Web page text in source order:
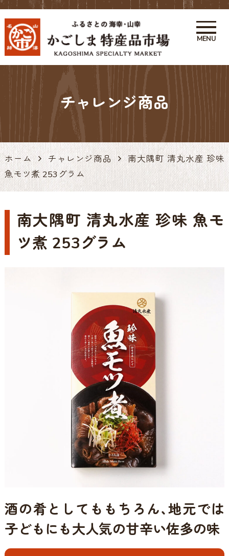
かごしま特産品市場 かご市 鹿
児島の特産品・お土産アンテナ
MENU
チャレンジ商品
ホーム チャレンジ商品
南大隅町 清丸水産 珍味
魚モツ煮 253グラム
南大隅町 清丸水産 珍味 魚モ
ツ煮 253グラム
酒の肴としてももちろん、地元では
子どもにも大人気の甘辛い佐多の味